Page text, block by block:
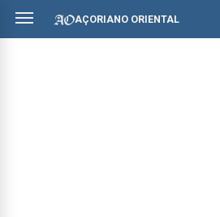
AÇORIANO ORIENTAL